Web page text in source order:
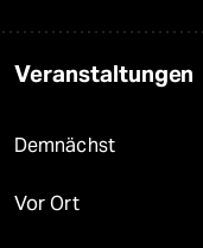
Veranstaltungen
Demnächst
Vor Ort